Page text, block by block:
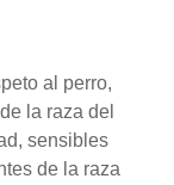
al perro,
la raza del
sensibles
de la raza